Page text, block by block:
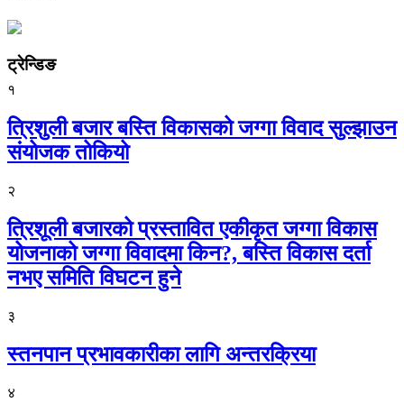
ट्रेन्डिङ
१
त्रिशुली बजार बस्ति विकासको जग्गा विवाद सुल्झाउन
संयोजक तोकियो
२
त्रिशूली बजारको प्रस्तावित एकीकृत जग्गा विकास
योजनाको जग्गा विवादमा किन?, बस्ति विकास दर्ता
नभए समिति विघटन हुने
३
स्तनपान प्रभावकारीका लागि अन्तरक्रिया
४